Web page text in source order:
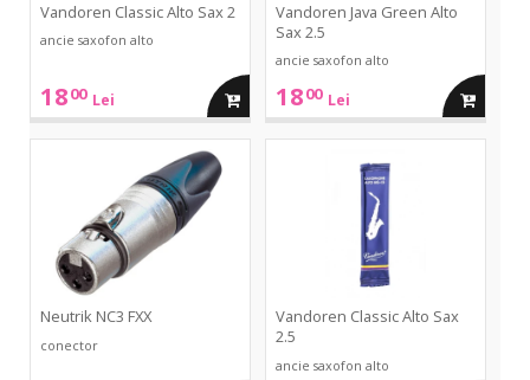
Vandoren Classic Alto Sax 2
ancie saxofon alto
1800 Lei adauga
in
Vandoren Java Green Alto
Sax 2.5
ancie saxofon alto
1800 Lei adauga
Neutrik NC3 FXX
conector
Vandoren Classic Alto Sax
2.5
ancie saxofon alto